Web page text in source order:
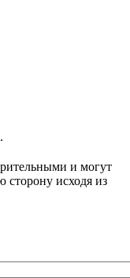
и могут
исходя из